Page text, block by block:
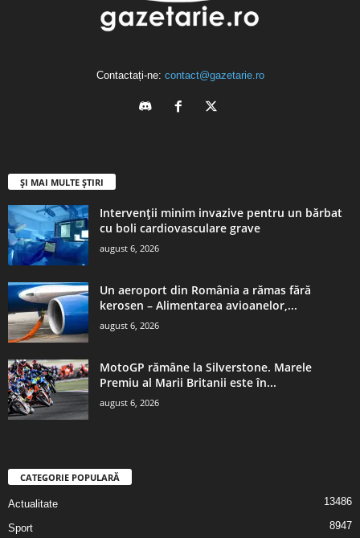
Contactați-ne: contact@gazetarie.ro
ȘI MAI MULTE ȘTIRI
Intervenții minim invazive pentru un bărbat
cu boli cardiovasculare grave
august 6, 2026
Un aeroport din România a rămas fără
kerosen – Alimentarea avioanelor,...
august 6, 2026
MotoGP rămâne la Silverstone. Marele
Premiu al Marii Britanii este în...
august 6, 2026
CATEGORIE POPULARĂ
Actualitate 13486
Sport 8947